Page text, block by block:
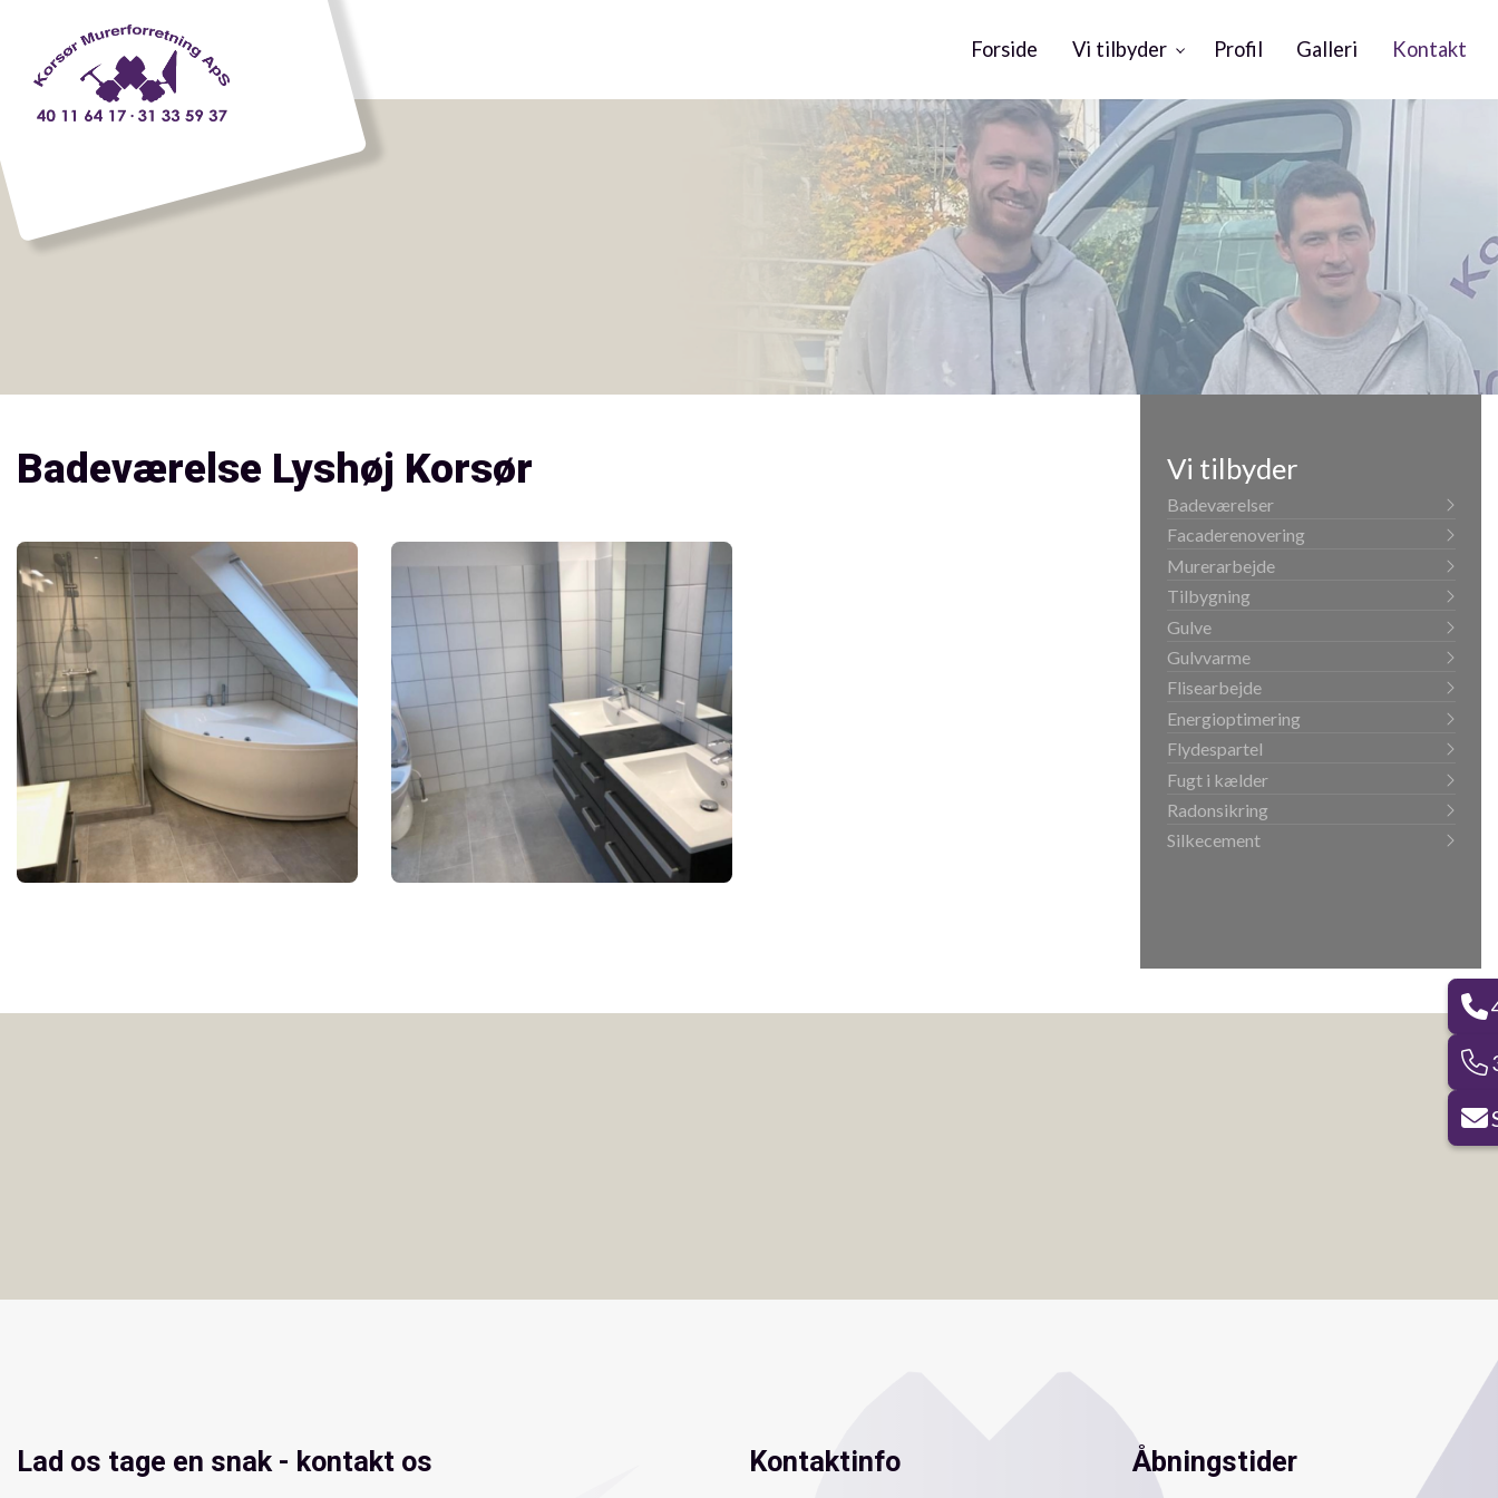
hovedindhold
Forside Vi tilbyder Profil Galleri Kontakt
Badeværelse Lyshøj Korsør Vi tilbyder
Badeværelser
Facaderenovering
Murerarbejde
Tilbygning
Gulve
Gulvvarme
Flisearbejde
Energioptimering
Flydespartel
Fugt i kælder
Radonsikring
Silkecement
Kontaktinfo Åbningstider
Lad os tage en snak - kontakt os